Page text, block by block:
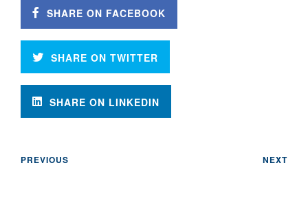
SHARE ON FACEBOOK
SHARE ON TWITTER
SHARE ON LINKEDIN
PREVIOUS NEXT